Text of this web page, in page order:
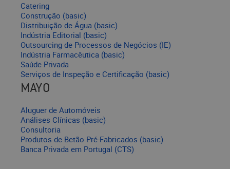
Catering
Construção (basic)
Distribuição de Água (basic)
Indústria Editorial (basic)
Outsourcing de Processos de Negócios (IE)
Indústria Farmacêutica (basic)
Saúde Privada
Serviços de Inspeção e Certificação (basic)
MAYO
Aluguer de Automóveis
Análises Clínicas (basic)
Consultoria
Produtos de Betão Pré-Fabricados (basic)
Banca Privada em Portugal (CTS)